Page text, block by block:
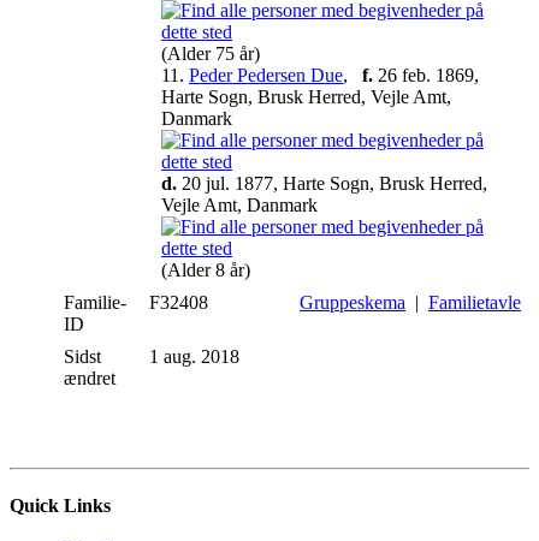
(Alder 75 år)
11. Peder Pedersen Due, f. 26 feb. 1869,
Harte Sogn, Brusk Herred, Vejle Amt,
Danmark
d. 20 jul. 1877, Harte Sogn, Brusk Herred,
Vejle Amt, Danmark
(Alder 8 år)
Familie-
ID
F32408 Gruppeskema | Familietavle
Sidst
ændret
1 aug. 2018
Quick Links